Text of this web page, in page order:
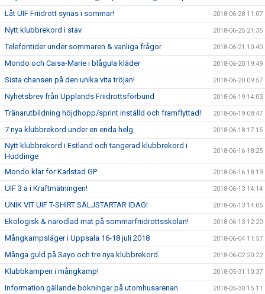
Låt UIF Friidrott synas i sommar! 2018-06-28 11:07
Nytt klubbrekord i stav 2018-06-25 21:35
Telefontider under sommaren & vanliga frågor 2018-06-21 10:40
Mondo och Caisa-Marie i blågula kläder 2018-06-20 19:49
Sista chansen på den unika vita tröjan! 2018-06-20 09:57
Nyhetsbrev från Upplands Friidrottsförbund 2018-06-19 14:03
Tränarutbildning höjdhopp/sprint inställd och framflyttad! 2018-06-19 08:47
7 nya klubbrekord under en enda helg 2018-06-18 17:15
Nytt klubbrekord i Estland och tangerad klubbrekord i
Huddinge
2018-06-16 18:25
Mondo klar för Karlstad GP 2018-06-16 18:19
UIF 3:a i Kraftmätningen! 2018-06-13 14:14
UNIK VIT UIF T-SHIRT SÄLJSTARTAR IDAG! 2018-06-13 14:05
Ekologisk & närodlad mat på sommarfriidrottsskolan! 2018-06-13 12:20
Mångkampsläger i Uppsala 16-18 juli 2018 2018-06-04 11:57
Många guld på Sayo och tre nya klubbrekord 2018-06-02 20:22
Klubbkampen i mångkamp! 2018-05-31 10:37
Information gällande bokningar på utomhusarenan 2018-05-30 15:11